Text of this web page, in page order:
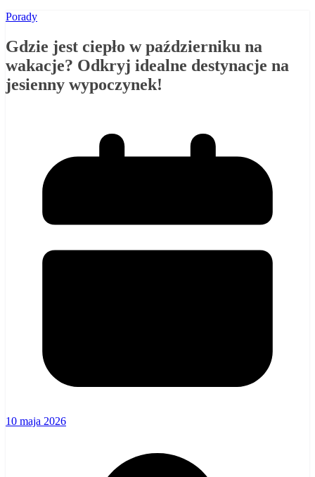
Porady
Gdzie jest ciepło w październiku na
wakacje? Odkryj idealne destynacje na
jesienny wypoczynek!
10 maja 2026